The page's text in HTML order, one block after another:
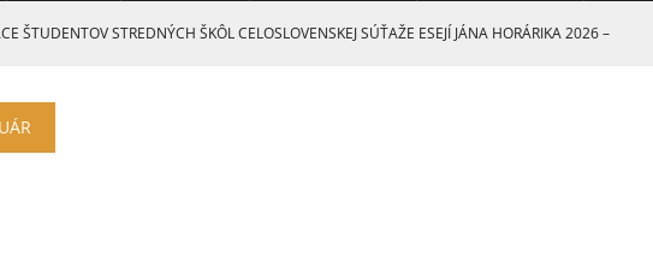
ŠTUDENTOV STREDNÝCH ŠKÔL CELOSLOVENSKEJ SÚŤAŽE ESEJÍ JÁNA HORÁRIKA 2026 –
STREDNÝCH ŠKÔL CELOSLOVENSKEJ SÚŤAŽE ESEJÍ JÁNA HORÁRIKA 2026 – 2.
2026